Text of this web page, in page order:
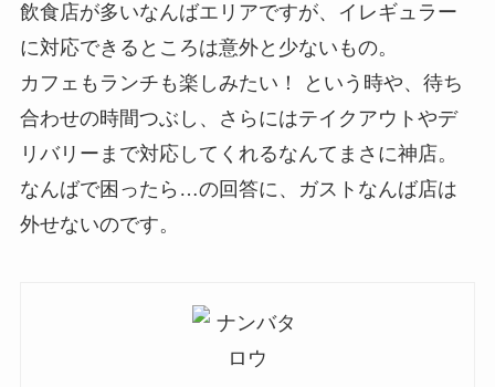
飲食店が多いなんばエリアですが、イレギュラー
に対応できるところは意外と少ないもの。
カフェもランチも楽しみたい！ という時や、待ち
合わせの時間つぶし、さらにはテイクアウトやデ
リバリーまで対応してくれるなんてまさに神店。
なんばで困ったら…の回答に、ガストなんば店は
外せないのです。